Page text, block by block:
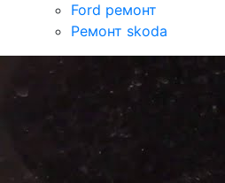
Ford ремонт
Ремонт skoda